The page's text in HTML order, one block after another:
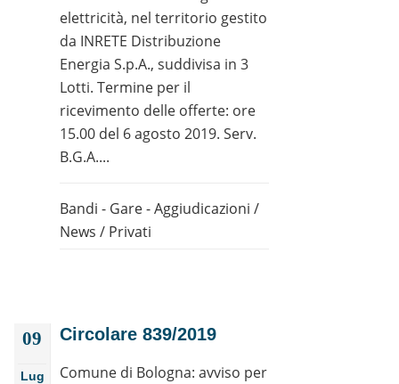
elettricità, nel territorio gestito
da INRETE Distribuzione
Energia S.p.A., suddivisa in 3
Lotti. Termine per il
ricevimento delle offerte: ore
15.00 del 6 agosto 2019. Serv.
B.G.A....
Bandi - Gare - Aggiudicazioni /
News / Privati
09
Lug
Circolare 839/2019
Comune di Bologna: avviso per